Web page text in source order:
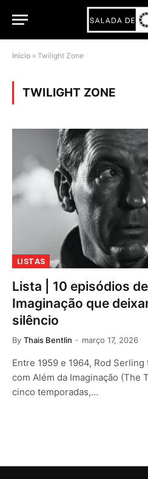
Início » Twilight Zone
TWILIGHT ZONE
LISTAS
Lista | 10 episódios
Imaginação que
silêncio
By Thais Bentlin março 17, 2026
Entre 1959 e 1964, Rod
com Além da Imaginação (The
cinco temporadas,…